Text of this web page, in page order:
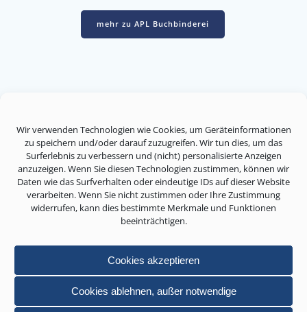
Wir verwenden Technologien wie Cookies, um Geräteinformationen
zu speichern und/oder darauf zuzugreifen. Wir tun dies, um das
Surferlebnis zu verbessern und (nicht) personalisierte Anzeigen
anzuzeigen. Wenn Sie diesen Technologien zustimmen, können wir
Daten wie das Surfverhalten oder eindeutige IDs auf dieser Website
verarbeiten. Wenn Sie nicht zustimmen oder Ihre Zustimmung
widerrufen, kann dies bestimmte Merkmale und Funktionen
beeinträchtigen.
Cookies akzeptieren
Cookies ablehnen, außer notwendige
mehr zu APL Buchbinderei
Koch APL-Systems GmbH
© 2026 Koch APL-Systems GmbH
APL-System
Unternehmen
LinkedIn
Datenschutz